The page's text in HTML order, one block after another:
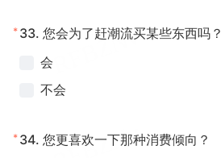
* 33. 您会为了赶潮流买某些东西吗？
会
不会
* 34. 您更喜欢一下那种消费倾向？